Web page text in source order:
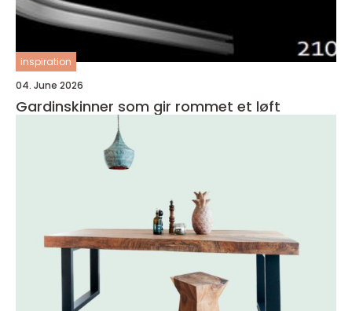
inspiration
04. June 2026
Gardinskinner som gir rommet et løft